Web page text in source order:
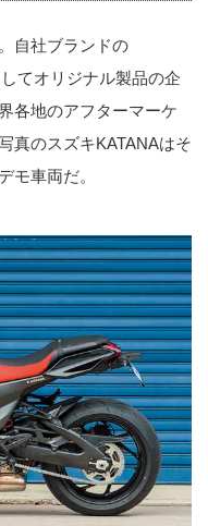
自社ブランドの
てオリジナル製品の企
各地のアフターマーケ
真のスズキKATANAはそ
モ車両だ。